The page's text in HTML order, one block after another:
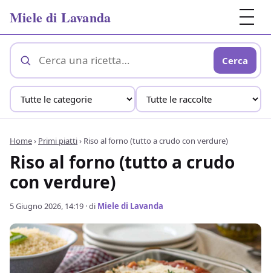
Miele di Lavanda
Cerca
Home› Primi piatti› Riso al forno (tutto a crudo con verdure)
Riso al forno (tutto a crudo
con verdure)
5 Giugno 2026, 14:19 · di Miele di Lavanda